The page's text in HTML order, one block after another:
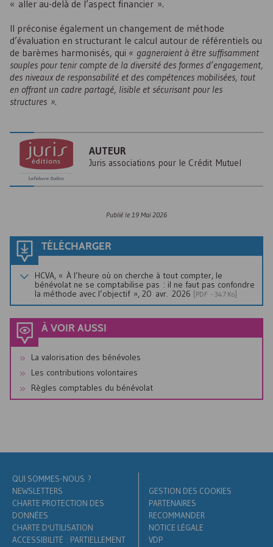
« aller au-delà de l’aspect financier ».
Il préconise également un changement de méthode
d’évaluation en structurant le calcul autour de référentiels ou
de barèmes harmonisés, qui « gagneraient à être suffisamment
souples pour tenir compte de la diversité des formes d’engagement,
des niveaux de responsabilité et des compétences mobilisées, tout
en offrant un cadre partagé, lisible et sécurisant pour les
structures ».
AUTEUR
Juris associations pour le Crédit Mutuel
Publié le 19 Mai 2026
TÉLÉCHARGER
HCVA, « À l’heure où on cherche à tout compter, le
bénévolat ne se comptabilise pas : il ne faut pas confondre
la méthode avec l’objectif », 20 avr. 2026 [PDF - 347 Ko]
À VOIR AUSSI
La valorisation des bénévoles
Les contributions volontaires
Règles comptables du bénévolat
QUI SOMMES-NOUS ?
NEWSLETTERS
CHARTE PROTECTION DES
DONNÉES
CHARTE D'UTILISATION
ACCESSIBILITÉ : PARTIELLEMENT
GESTION DES COOKIES
PARTENAIRES
RECOMMANDER
NOTICE LÉGALE
VDP